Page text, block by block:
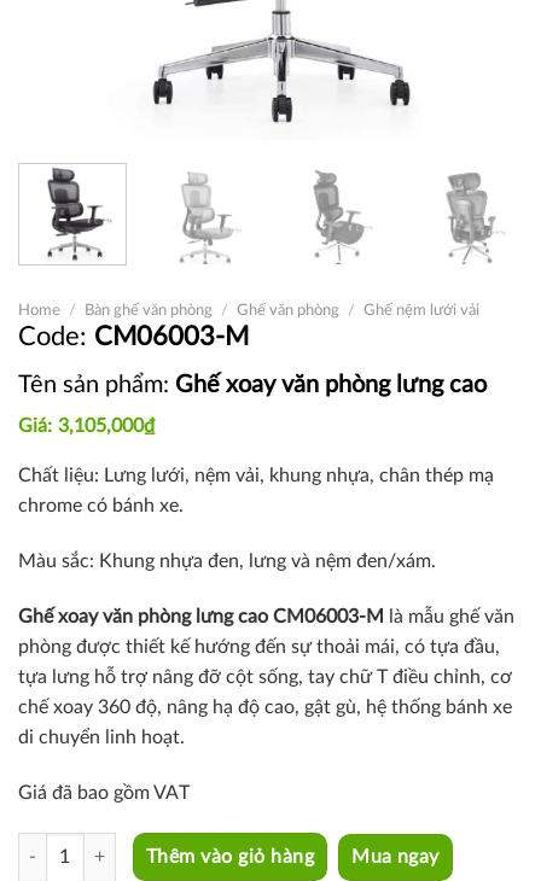
Home / Bàn ghế văn phòng / Ghế văn phòng / Ghế nệm lưới vải
CM06003-M
Tên sản phẩm: Ghế xoay văn phòng lưng cao
3,105,000₫
Chất liệu: Lưng lưới, nệm vải, khung nhựa, chân thép mạ
chrome có bánh xe.
Màu sắc: Khung nhựa đen, lưng và nệm đen/xám.
Ghế xoay văn phòng lưng cao CM06003-M
là mẫu ghế văn
phòng được thiết kế hướng đến sự thoải mái, có tựa đầu,
tựa lưng hỗ trợ nâng đỡ cột sống, tay chữ T điều chỉnh, cơ
chế xoay 360 độ, nâng hạ độ cao, gật gù, hệ thống bánh xe
di chuyển linh hoạt.
Giá đã bao gồm VAT
CM06003-M quantity
Thêm vào giỏ hàng Mua ngay